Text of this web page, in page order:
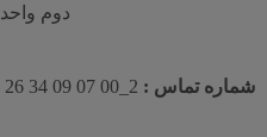
دوم واحد ٢٠٩
شماره تماس :